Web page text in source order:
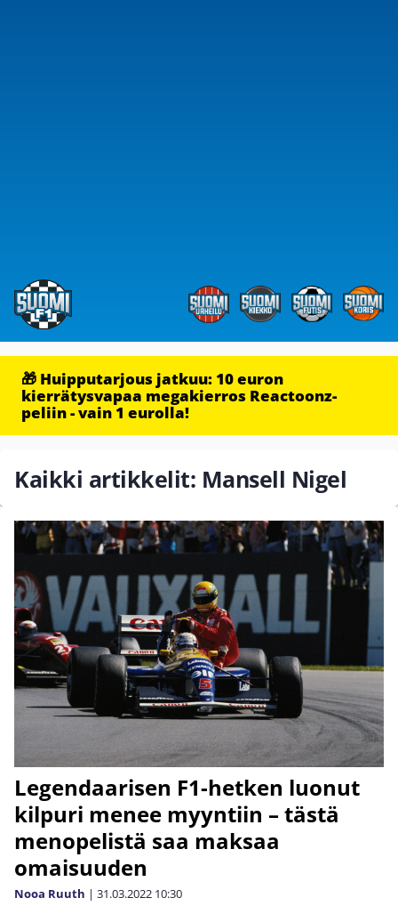
🎁 Huipputarjous jatkuu: 10 euron
kierrätysvapaa megakierros Reactoonz-
peliin - vain 1 eurolla!
Kaikki artikkelit: Mansell Nigel
Legendaarisen F1-hetken luonut
kilpuri menee myyntiin – tästä
menopelistä saa maksaa
omaisuuden
Nooa Ruuth | 31.03.2022 10:30